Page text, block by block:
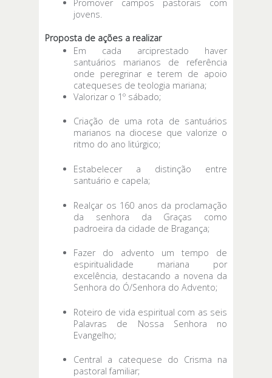
Promover campos pastorais com
jovens.
Proposta de ações a realizar
Em cada arciprestado haver
santuários marianos de referência
onde peregrinar e terem de apoio
catequeses de teologia mariana;
Valorizar o 1º sábado;
Criação de uma rota de santuários
marianos na diocese que valorize o
ritmo do ano litúrgico;
Estabelecer a distinção entre
santuário e capela;
Realçar os 160 anos da proclamação
da senhora da Graças como
padroeira da cidade de Bragança;
Fazer do advento um tempo de
espiritualidade mariana por
excelência, destacando a novena da
Senhora do Ó/Senhora do Advento;
Roteiro de vida espiritual com as seis
Palavras de Nossa Senhora no
Evangelho;
Central a catequese do Crisma na
pastoral familiar;